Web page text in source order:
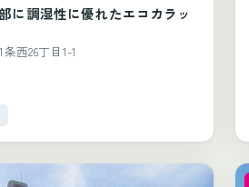
に調湿性に優れたエコカラッ
西26丁目1-1